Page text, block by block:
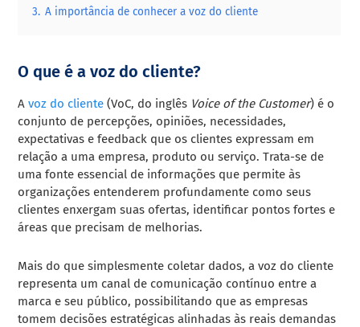
3. A importância de conhecer a voz do cliente
O que é a voz do cliente?
A voz do cliente (VoC, do inglês Voice of the Customer) é o
conjunto de percepções, opiniões, necessidades,
expectativas e feedback que os clientes expressam em
relação a uma empresa, produto ou serviço. Trata-se de
uma fonte essencial de informações que permite às
organizações entenderem profundamente como seus
clientes enxergam suas ofertas, identificar pontos fortes e
áreas que precisam de melhorias.
Mais do que simplesmente coletar dados, a voz do cliente
representa um canal de comunicação contínuo entre a
marca e seu público, possibilitando que as empresas
tomem decisões estratégicas alinhadas às reais demandas